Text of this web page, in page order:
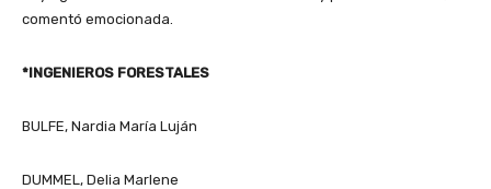
comentó emocionada.
*INGENIEROS FORESTALES
BULFE, Nardia María Luján
DUMMEL, Delia Marlene